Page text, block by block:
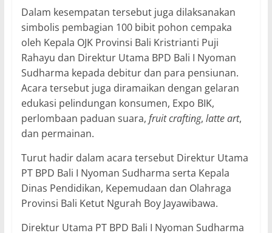
Dalam kesempatan tersebut juga dilaksanakan
simbolis pembagian 100 bibit pohon cempaka
oleh Kepala OJK Provinsi Bali Kristrianti Puji
Rahayu dan Direktur Utama BPD Bali I Nyoman
Sudharma kepada debitur dan para pensiunan.
Acara tersebut juga diramaikan dengan gelaran
edukasi pelindungan konsumen, Expo BIK,
perlombaan paduan suara, fruit crafting, latte art,
dan permainan.
Turut hadir dalam acara tersebut Direktur Utama
PT BPD Bali I Nyoman Sudharma serta Kepala
Dinas Pendidikan, Kepemudaan dan Olahraga
Provinsi Bali Ketut Ngurah Boy Jayawibawa.
Direktur Utama PT BPD Bali I Nyoman Sudharma